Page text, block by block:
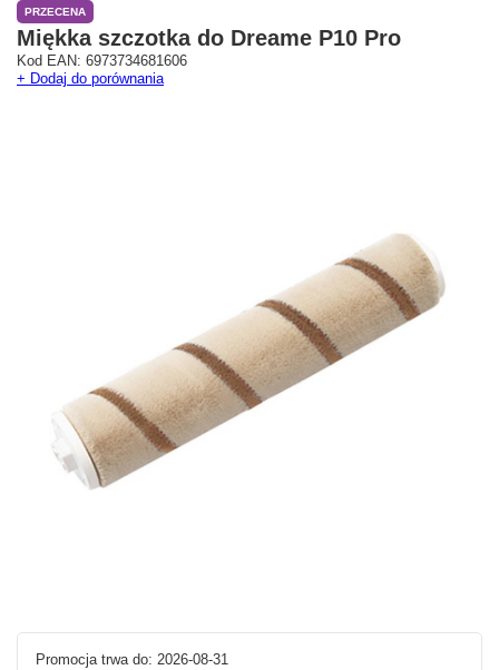
PRZECENA
Miękka szczotka do Dreame P10 Pro
Kod EAN: 6973734681606
+ Dodaj do porównania
Promocja trwa do: 2026-08-31
Pokaż na mapie